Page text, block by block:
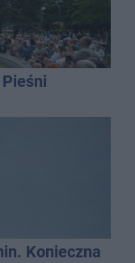
Konieczna